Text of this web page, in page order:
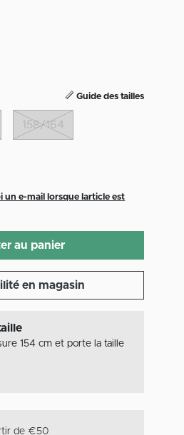
Guide des tailles
158/164
un e-mail lorsque larticle est
au panier
en magasin
154 cm et porte la taille
de €50